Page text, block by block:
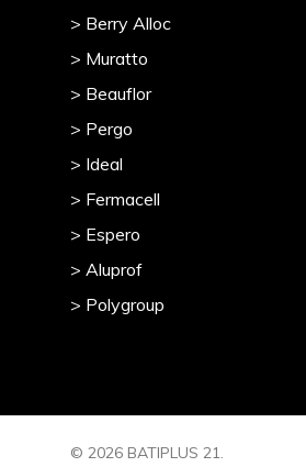
> Berry Alloc
> Muratto
> Beauflor
> Pergo
> Ideal
> Fermacell
> Espero
> Aluprof
> Polygroup
© 2026 BATIPLUS 21.